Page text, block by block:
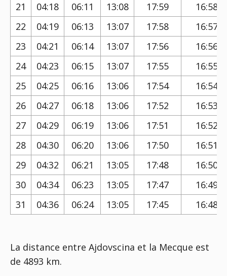
21
04:18 06:11 13:08 17:59
16:58
22
04:19 06:13 13:07 17:58
16:57
23
04:21 06:14 13:07 17:56
16:56
24
04:23 06:15 13:07 17:55
16:55
25
04:25 06:16 13:06 17:54
16:54
26
04:27 06:18 13:06 17:52
16:53
27
04:29 06:19 13:06 17:51
16:52
28
04:30 06:20 13:06 17:50
16:51
29
04:32 06:21 13:05 17:48
16:50
30
04:34 06:23 13:05 17:47
16:49
31
04:36 06:24 13:05 17:45 16:48
La distance entre Ajdovscina et la Mecque est
de 4893 km.